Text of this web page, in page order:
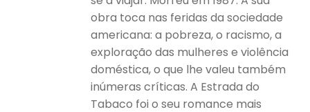
obra toca nas feridas da sociedade
americana: a pobreza, o racismo, a
exploração das mulheres e violência
doméstica, o que lhe valeu também
inúmeras críticas. A Estrada do
Tabaco foi o seu romance mais